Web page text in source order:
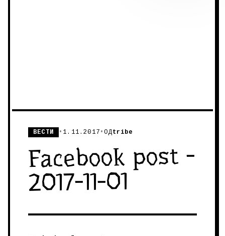
ВЕСТИ • 1.11.2017 •ОДtribe
Facebook post -
2017-11-01